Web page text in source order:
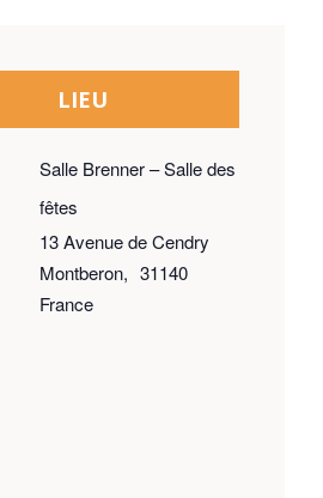
LIEU
Salle Brenner – Salle des
fêtes
13 Avenue de Cendry
Montberon, 31140
France